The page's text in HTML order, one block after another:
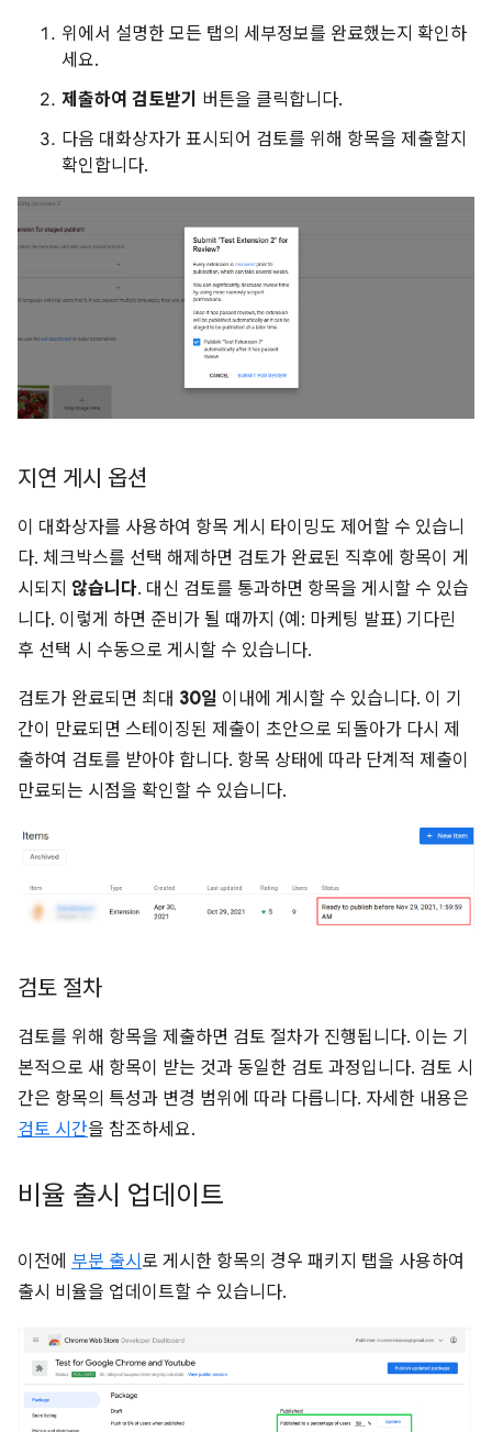
위에서 설명한 모든 탭의 세부정보를 완료했는지 확인하
세요.
제출하여 검토받기 버튼을 클릭합니다.
다음 대화상자가 표시되어 검토를 위해 항목을 제출할지
확인합니다.
지연 게시 옵션
이 대화상자를 사용하여 항목 게시 타이밍도 제어할 수 있습니
다. 체크박스를 선택 해제하면 검토가 완료된 직후에 항목이 게
시되지 않습니다. 대신 검토를 통과하면 항목을 게시할 수 있습
니다. 이렇게 하면 준비가 될 때까지 (예: 마케팅 발표) 기다린
후 선택 시 수동으로 게시할 수 있습니다.
검토가 완료되면 최대 30일 이내에 게시할 수 있습니다. 이 기
간이 만료되면 스테이징된 제출이 초안으로 되돌아가 다시 제
출하여 검토를 받아야 합니다. 항목 상태에 따라 단계적 제출이
만료되는 시점을 확인할 수 있습니다.
검토 절차
검토를 위해 항목을 제출하면 검토 절차가 진행됩니다. 이는 기
본적으로 새 항목이 받는 것과 동일한 검토 과정입니다. 검토 시
간은 항목의 특성과 변경 범위에 따라 다릅니다. 자세한 내용은
검토 시간을 참조하세요.
비율 출시 업데이트
이전에 부분 출시 로 게시한 항목의 경우 패키지 탭을 사용하여
출시 비율을 업데이트할 수 있습니다.